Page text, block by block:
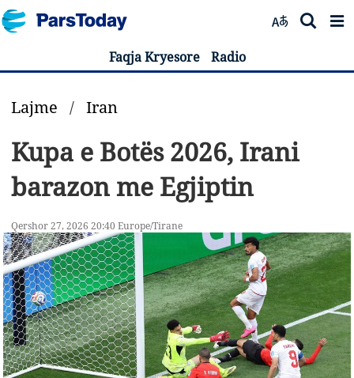
Faqja Kryesore Radio
Lajme / Iran
Kupa e Botës 2026, Irani
barazon me Egjiptin
Qershor 27, 2026 20:40 Europe/Tirane